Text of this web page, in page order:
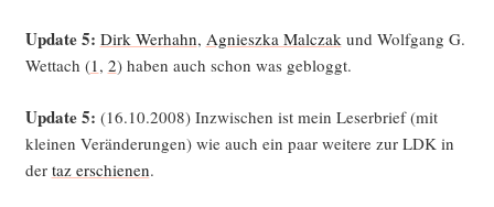
Update 5: Dirk Wer­hahn, Agnieszka Mal­c­zakund Wolf­gang G.
Wettach (1, 2) haben auch schon was gebloggt.
Update 5: (16.10.2008) Inzwi­schen ist mein Leser­brief (mit
klei­nen Ver­än­de­run­gen) wie auch ein paar wei­te­re zur LDK in
der taz erschie­nen.